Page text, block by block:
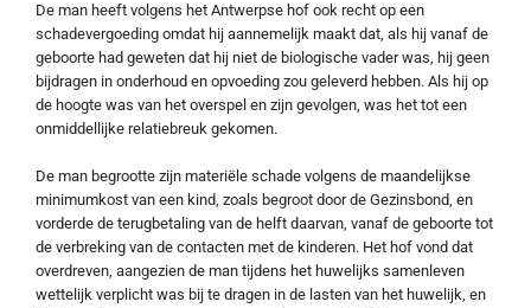
De man heeft volgens het Antwerpse hof ook recht op een
schadevergoeding omdat hij aannemelijk maakt dat, als hij vanaf de
geboorte had geweten dat hij niet de biologische vader was, hij geen
bijdragen in onderhoud en opvoeding zou geleverd hebben. Als hij op
de hoogte was van het overspel en zijn gevolgen, was het tot een
onmiddellijke relatiebreuk gekomen.
De man begrootte zijn materiële schade volgens de maandelijkse
minimumkost van een kind, zoals begroot door de Gezinsbond, en
vorderde de terugbetaling van de helft daarvan, vanaf de geboorte tot
de verbreking van de contacten met de kinderen. Het hof vond dat
overdreven, aangezien de man tijdens het huwelijks samenleven
wettelijk verplicht was bij te dragen in de lasten van het huwelijk, en